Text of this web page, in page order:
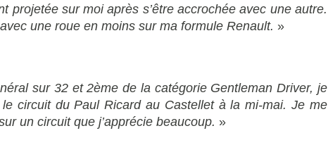
projetée sur moi après s’être accrochée avec une autre.
une roue en moins sur ma formule Renault. »
sur 32 et 2ème de la catégorie Gentleman Driver, je
circuit du Paul Ricard au Castellet à la mi-mai. Je me
un circuit que j’apprécie beaucoup. »